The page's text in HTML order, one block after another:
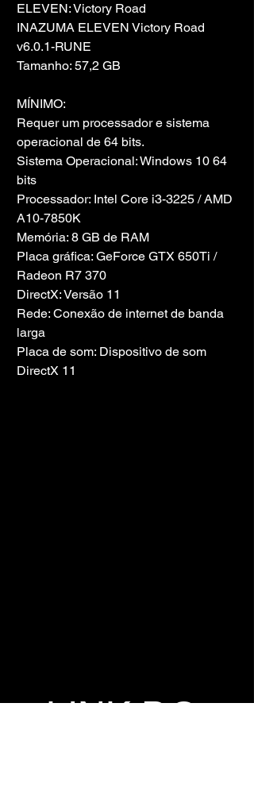
ELEVEN: Victory Road
INAZUMA ELEVEN Victory Road
v6.0.1-RUNE
Tamanho: 57,2 GB
MÍNIMO:
Requer um processador e sistema
operacional de 64 bits.
Sistema Operacional: Windows 10 64
bits
Processador: Intel Core i3-3225 / AMD
A10-7850K
Memória: 8 GB de RAM
Placa gráfica: GeForce GTX 650Ti /
Radeon R7 370
DirectX: Versão 11
Rede: Conexão de internet de banda
larga
Placa de som: Dispositivo de som
DirectX 11
LINK DO